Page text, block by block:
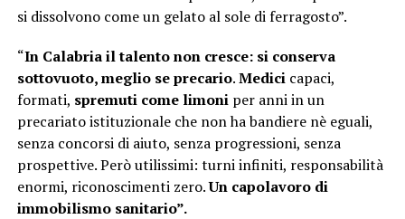
si dissolvono come un gelato al sole di ferragosto”.
“In Calabria il talento non cresce: si conserva
sottovuoto, meglio se precario.Medicicapaci,
formati, spremuti come limoniper anni in un
precariato istituzionale che non ha bandiere nè eguali,
senza concorsi di aiuto, senza progressioni, senza
prospettive. Però utilissimi: turni infiniti, responsabilità
enormi, riconoscimenti zero.Un capolavoro di
immobilismo sanitario”.